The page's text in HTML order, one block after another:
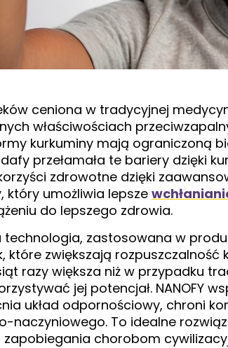
ceniona w tradycyjnej
właściwościach
kurkuminy mają ograniczoną
przełamała te bariery dzięki
zdrowotne dzięki
który umożliwia lepsze
do lepszego zdrowia.
zastosowana w
które zwiększają rozpuszczalność
razy większa niż w przypadku
jej potencjał. NANOFY
układ odpornościowy, chroni
naczyniowego. To idealne
chorobom